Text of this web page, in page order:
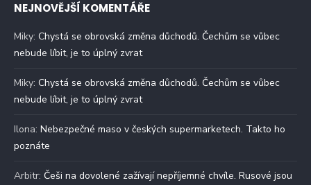
NEJNOVĚJŠÍ KOMENTÁŘE
Miky: Chystá se obrovská změna důchodů. Čechům se vůbec
nebude líbit, je to úplný zvrat
Miky: Chystá se obrovská změna důchodů. Čechům se vůbec
nebude líbit, je to úplný zvrat
Ilona: Nebezpečné maso v českých supermarketech. Takto ho
poznáte
Arbitr: Češi na dovolené zažívají nepříjemné chvíle. Rusové jsou